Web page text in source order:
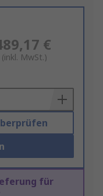
€
(inkl. MwSt.)
für